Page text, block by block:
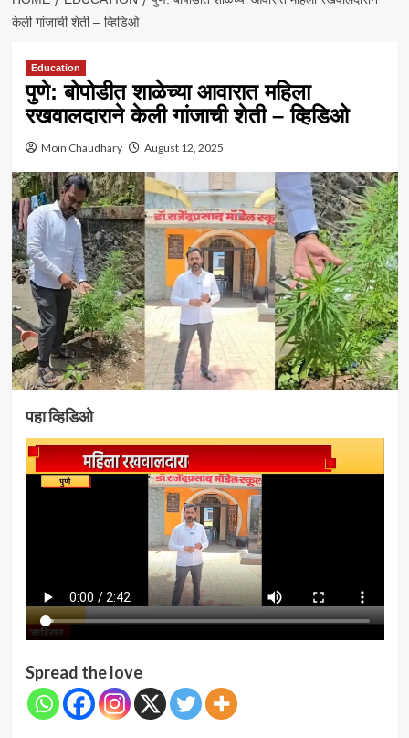
केली गांजाची शेती – व्हिडिओ
Education
पुणे: बोपोडीत शाळेच्या आवारात महिला
रखवालदाराने केली गांजाची शेती – व्हिडिओ
Moin Chaudhary August 12, 2025
पहा व्हिडिओ
Spread the love